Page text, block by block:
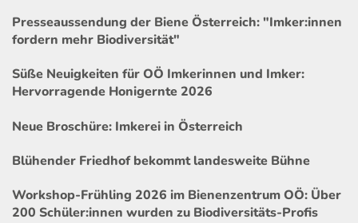
Presseaussendung der Biene Österreich: "Imker:innen
fordern mehr Biodiversität"
Süße Neuigkeiten für OÖ Imkerinnen und Imker:
Hervorragende Honigernte 2026
Neue Broschüre: Imkerei in Österreich
Blühender Friedhof bekommt landesweite Bühne
Workshop-Frühling 2026 im Bienenzentrum OÖ: Über
200 Schüler:innen wurden zu Biodiversitäts-Profis